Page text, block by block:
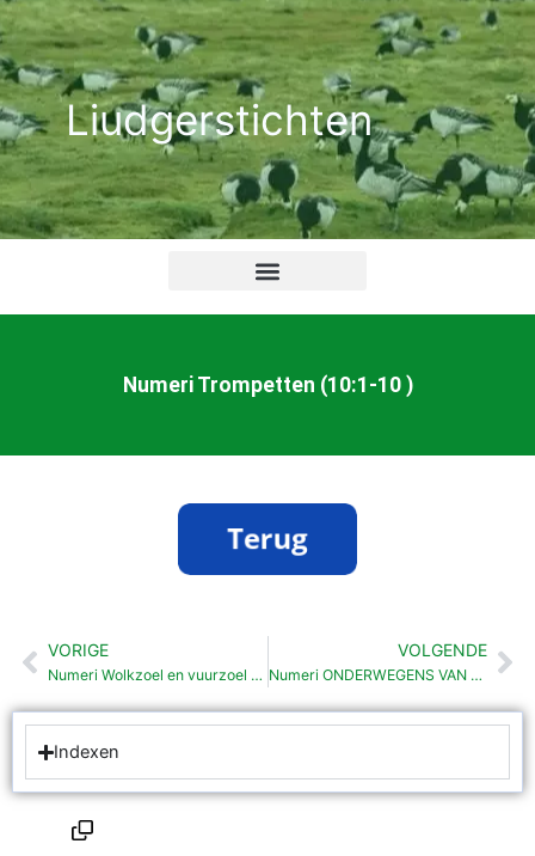
Ga
naar
de
inhoudLiudgerstichten
Numeri Trompetten (10:1-10 )
Vorige
VORIGE
Numeri Wolkzoel en vuurzoel (9:15-23 )
VOLGENDE
Numeri ONDERWEGENS VAN SINAI NOAR VLAKTE VAN MOÄB
Indexen